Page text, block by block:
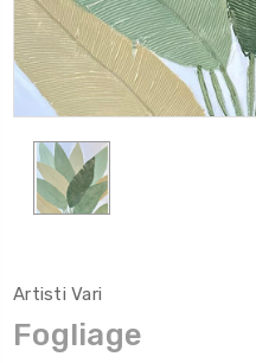
Artisti Vari
Fogliage